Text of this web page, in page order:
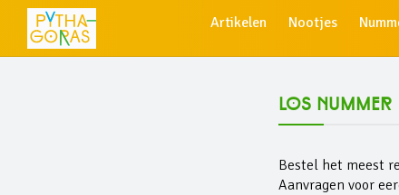
Artikelen Nootjes
Los nummer
Bestel het meest
Aanvragen voor